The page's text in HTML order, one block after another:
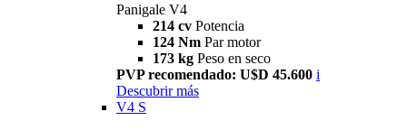
Panigale V4
214 cv Potencia
124 Nm Par motor
173 kg Peso en seco
PVP recomendado: U$D 45.600 i
Descubrir más
V4 S